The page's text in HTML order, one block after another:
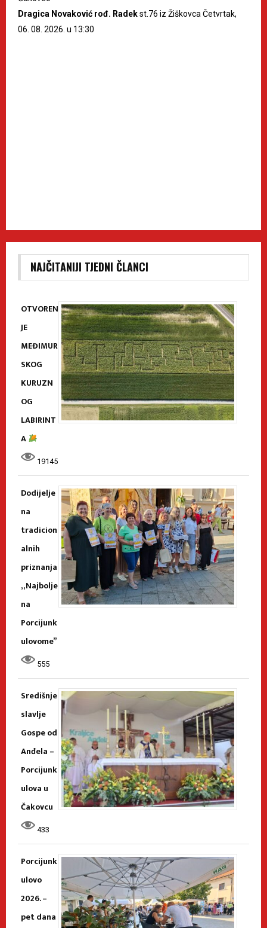
Dragica Novaković rođ. Radekst.76 iz Žiškovca Četvrtak,
06. 08. 2026. u 13:30
NAJČITANIJI TJEDNI ČLANCI
OTVOREN
JE
MEĐIMUR
SKOG
KURUZN
OG
LABIRINT
A
19145
Dodijelje
na
tradicion
alnih
priznanja
„Najbolje
na
Porcijunk
ulovome”
555
Središnje
slavlje
Gospe od
Anđela –
Porcijunk
ulova u
Čakovcu
433
Porcijunk
ulovo
2026. –
pet dana